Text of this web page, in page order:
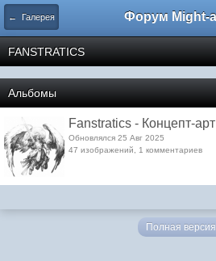
← Галерея
FANSTRATICS
Альбомы
Fanstratics - Концепт-арт
Обновлялся 25 Авг 2025
47 изображений, 1 комментариев
Полная версия